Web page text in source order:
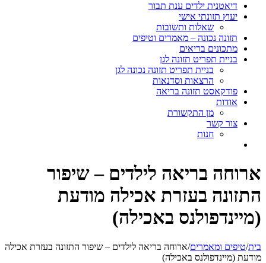
דיאטנית ילדים ענת תבור
יעוץ תזונתי אישי
שאלות ותשובות
תזונה נכונה – מאמרים וטיפים
מתכונים בריאים
בניית תפריט תזונה לגן
בניית תפריט תזונה נכונה לגן
הרצאות וסדנאות
פודקאסט תזונה בריאה
אודות
מן התקשורת
צור קשר
חנות
ארוחה בריאה לילדים – שיפור
התזונה בעזרת אכילה מודעת
(מיינדפולנס באכילה)
בית/טיפים ומאמרים/ארוחה בריאה לילדים – שיפור התזונה בעזרת אכילה
מודעת (מיינדפולנס באכילה)